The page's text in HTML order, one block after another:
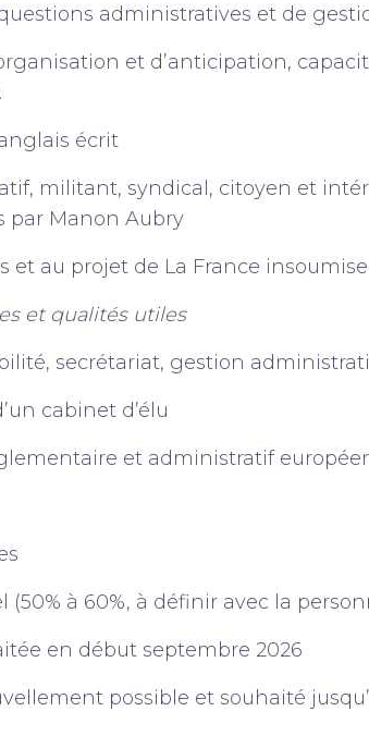
administratives et de
et d’anticipation,
écrit
militant, syndical, citoyen et
par Manon Aubry
et au projet de La France insoumise
et qualités utiles
secrétariat, gestion
cabinet d’élu
et administratif
(50% à 60%, à définir avec la
en début septembre 2026
possible et souhaité